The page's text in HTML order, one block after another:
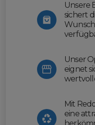
Unsere
sichert
Unser
eignet
Mit
eine